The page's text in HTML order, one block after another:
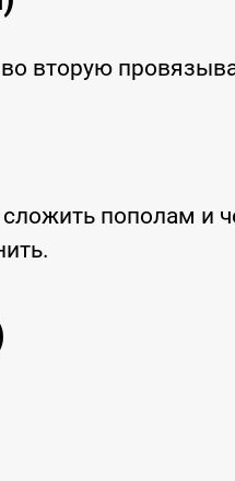
вторую
пополам и